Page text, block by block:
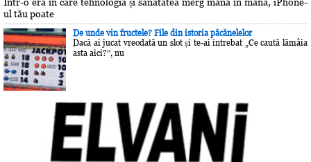
ul tău poate
De unde vin fructele? File din istoria păcănelelor
Dacă ai jucat vreodată un slot și te-ai întrebat „Ce caută lămâia
asta aici?”, nu